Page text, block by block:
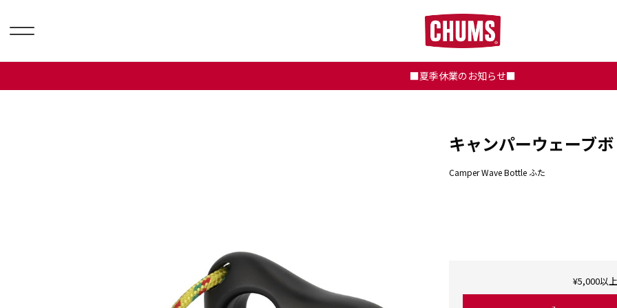
■夏季休業のお知らせ■
キャンパーウェーブ
Camper Wave Bottle ふた
¥5,000以